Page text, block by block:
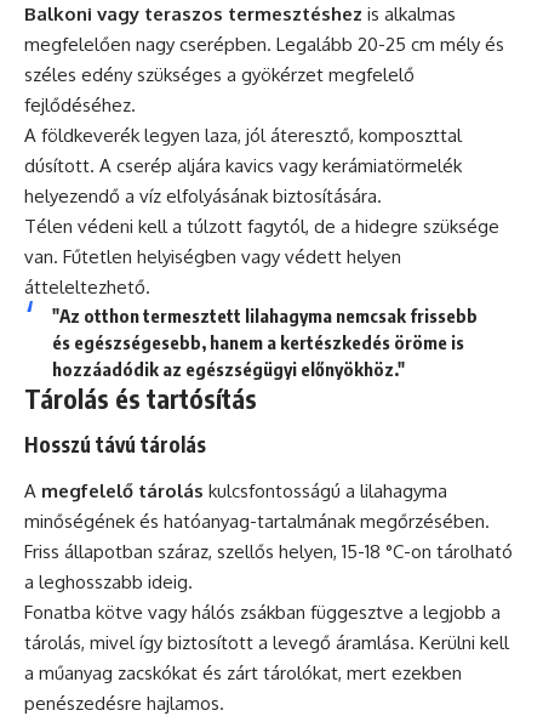
Balkoni vagy teraszos termesztéshez is alkalmas
megfelelően nagy cserépben. Legalább 20-25 cm mély és
széles edény szükséges a gyökérzet megfelelő
fejlődéséhez.
A földkeverék legyen laza, jól áteresztő, komposzttal
dúsított. A cserép aljára kavics vagy kerámiatörmelék
helyezendő a víz elfolyásának biztosítására.
Télen védeni kell a túlzott fagytól, de a hidegre szüksége
van. Fűtetlen helyiségben vagy védett helyen
átteleltezhető.
"Az otthon termesztett lilahagyma nemcsak frissebb
és egészségesebb, hanem a kertészkedés öröme is
hozzáadódik az egészségügyi előnyökhöz."
Tárolás és tartósítás
Hosszú távú tárolás
A megfelelő tárolás kulcsfontosságú a lilahagyma
minőségének és hatóanyag-tartalmának megőrzésében.
Friss állapotban száraz, szellős helyen, 15-18 °C-on tárolható
a leghosszabb ideig.
Fonatba kötve vagy hálós zsákban függesztve a legjobb a
tárolás, mivel így biztosított a levegő áramlása. Kerülni kell
a műanyag zacskókat és zárt tárolókat, mert ezekben
penészedésre hajlamos.